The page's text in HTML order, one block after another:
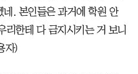
. 본인들은 과거에 학원 안
리한테 다 금지시키는 거 보니
자)